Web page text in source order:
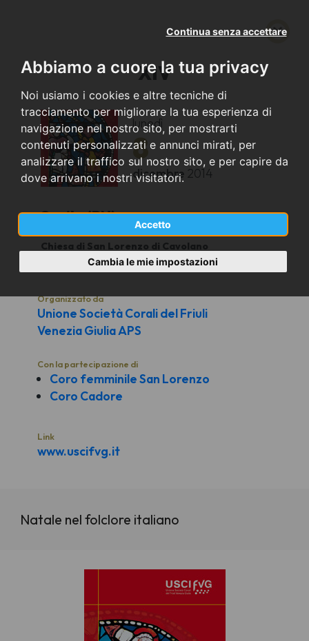
Abbiamo a cuore la tua privacy
Noi usiamo i cookies e altre tecniche di
tracciamento per migliorare la tua esperienza di
navigazione nel nostro sito, per mostrarti
contenuti personalizzati e annunci mirati, per
analizzare il traffico sul nostro sito, e per capire da
dove arrivano i nostri visitatori.
Accetto
Continua senza accettare
Cambia le mie impostazioni
XIV
lunedì
8
dicembre 2014
Sacile (PN)
Chiesa di San Lorenzo di Cavolano
Organizzato da
Unione Società Corali del Friuli
Venezia Giulia APS
Con la partecipazione di
Coro femminile San Lorenzo
Coro Cadore
Link
www.uscifvg.it
Natale nel folclore italiano